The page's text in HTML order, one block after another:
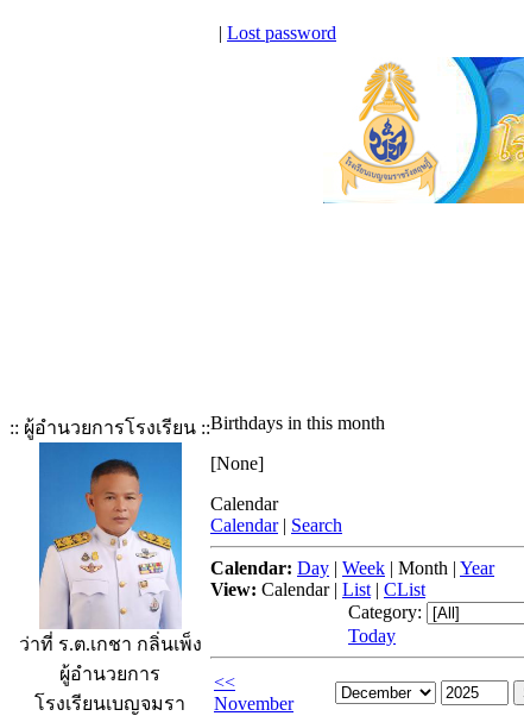
| Lost password
:: ผู้อำนวยการโรงเรียน ::
ว่าที่ ร.ต.เกชา กลิ่นเพ็ง
ผู้อำนวยการ
โรงเรียนเบญจมรา
Birthdays in this month
[None]
Calendar
Calendar | Search
Calendar: Day | Week | Month | Year
View: Calendar| List | CList
Category:
Today
<<
November